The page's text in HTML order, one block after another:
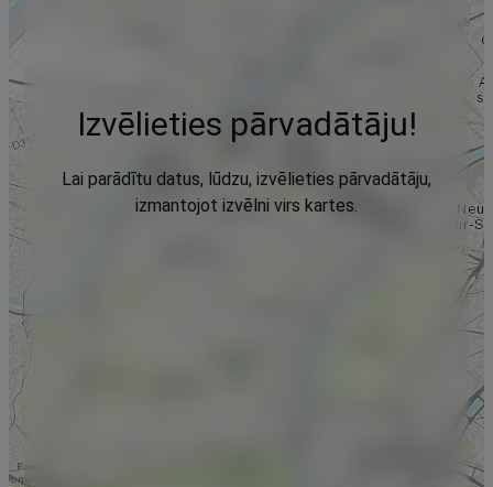
Izvēlieties pārvadātāju!
Lai parādītu datus, lūdzu, izvēlieties pārvadātāju,
izmantojot izvēlni virs kartes.